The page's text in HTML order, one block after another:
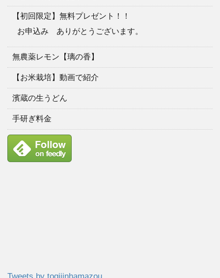
【初回限定】無料プレゼント！！
お申込み ありがとうございます。
無農薬レモン【璃の香】
【お米栽培】動画で紹介
濱蔵の生うどん
手研ぎ料金